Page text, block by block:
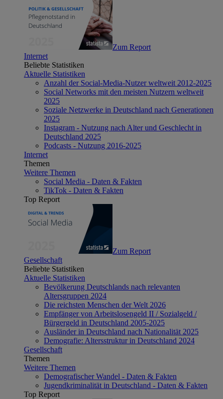
Zum Report
Internet
Beliebte Statistiken
Aktuelle Statistiken
Anzahl der Social-Media-Nutzer weltweit 2012-2025
Social Networks mit den meisten Nutzern weltweit
2025
Soziale Netzwerke in Deutschland nach Generationen
2025
Instagram - Nutzung nach Alter und Geschlecht in
Deutschland 2025
Podcasts - Nutzung 2016-2025
Internet
Themen
Weitere Themen
Social Media - Daten & Fakten
TikTok - Daten & Fakten
Top Report
Zum Report
Gesellschaft
Beliebte Statistiken
Aktuelle Statistiken
Bevölkerung Deutschlands nach relevanten
Altersgruppen 2024
Die reichsten Menschen der Welt 2026
Empfänger von Arbeitslosengeld II / Sozialgeld /
Bürgergeld in Deutschland 2005-2025
Ausländer in Deutschland nach Nationalität 2025
Demografie: Altersstruktur in Deutschland 2024
Gesellschaft
Themen
Weitere Themen
Demografischer Wandel - Daten & Fakten
Jugendkriminalität in Deutschland - Daten & Fakten
Top Report